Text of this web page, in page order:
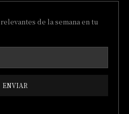
de la semana en tu
ENVIAR